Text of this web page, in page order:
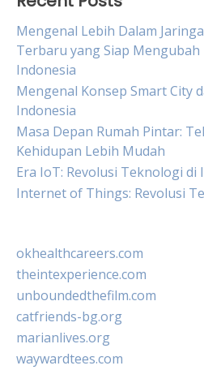
Mengenal Lebih Dalam
Terbaru yang Siap
Indonesia
Mengenal Konsep Smart City
Indonesia
Masa Depan Rumah Pintar:
Kehidupan Lebih Mudah
Era IoT: Revolusi Teknologi di
Internet of Things: Revolusi
okhealthcareers.com
theintexperience.com
unboundedthefilm.com
catfriends-bg.org
marianlives.org
waywardtees.com